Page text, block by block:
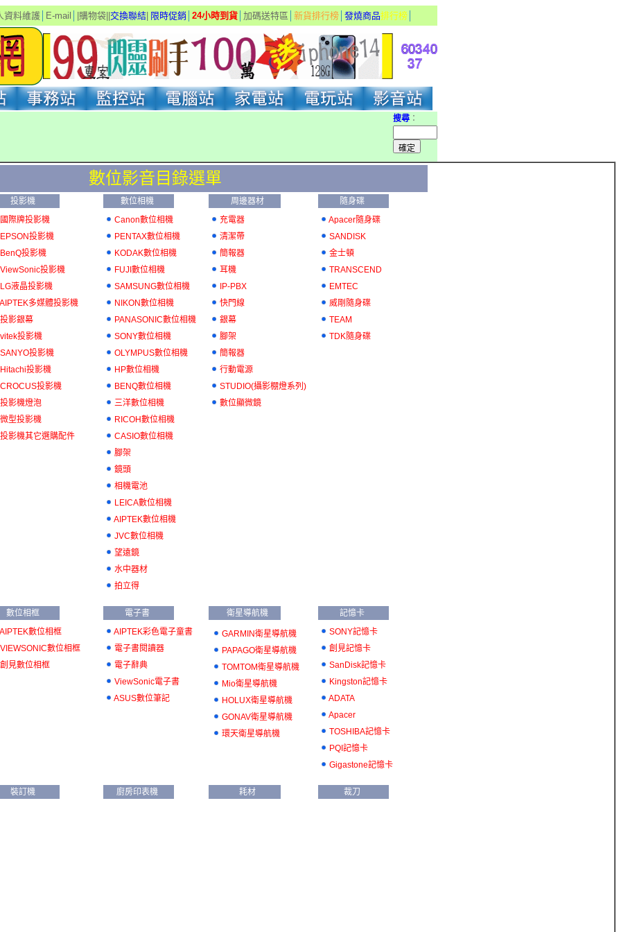
資料維護 E-mail 購物袋 交換聯結 限時促銷 24小時到貨 加碼送特區 新貨排行榜 發燒商品排行榜
搜尋：
數位影音目錄選單
投影機 數位相機 周邊器材 隨身碟
國際牌投影機
EPSON投影機
BenQ投影機
ViewSonic投影機
LG液晶投影機
AIPTEK多媒體投影機
投影銀幕
vitek投影機
SANYO投影機
Hitachi投影機
CROCUS投影機
投影機燈泡
微型投影機
投影機其它選購配件
Canon數位相機
PENTAX數位相機
KODAK數位相機
FUJI數位相機
SAMSUNG數位相機
NIKON數位相機
PANASONIC數位相機
SONY數位相機
OLYMPUS數位相機
HP數位相機
BENQ數位相機
三洋數位相機
RICOH數位相機
CASIO數位相機
腳架
鏡頭
相機電池
LEICA數位相機
AIPTEK數位相機
JVC數位相機
望遠鏡
水中器材
拍立得
充電器
清潔帶
簡報器
耳機
IP-PBX
快門線
銀幕
腳架
簡報器
行動電源
STUDIO(攝影棚燈系列)
數位顯微鏡
Apacer隨身碟
SANDISK
金士頓
TRANSCEND
EMTEC
威剛隨身碟
TEAM
TDK隨身碟
數位相框 電子書 衛星導航機 記憶卡
AIPTEK數位相框
VIEWSONIC數位相框
創見數位相框
AIPTEK彩色電子童書
電子書閱讀器
電子辭典
ViewSonic電子書
ASUS數位筆記
GARMIN衛星導航機
PAPAGO衛星導航機
TOMTOM衛星導航機
Mio衛星導航機
HOLUX衛星導航機
GONAV衛星導航機
環天衛星導航機
SONY記憶卡
創見記憶卡
SanDisk記憶卡
Kingston記憶卡
ADATA
Apacer
TOSHIBA記憶卡
PQI記憶卡
Gigastone記憶卡
裝訂機 廚房印表機 耗材
裁刀